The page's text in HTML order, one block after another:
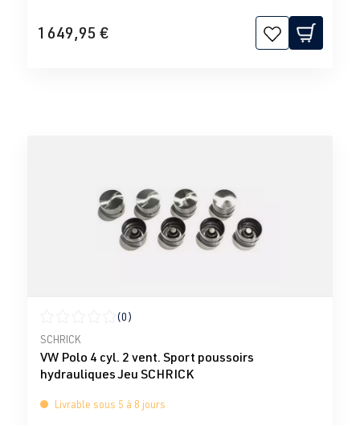
1 649,95 €
Note moyenne de 0 sur 5 étoiles
(0)
SCHRICK
VW Polo 4 cyl. 2 vent. Sport poussoirs
hydrauliques Jeu SCHRICK
Livrable sous 5 à 8 jours